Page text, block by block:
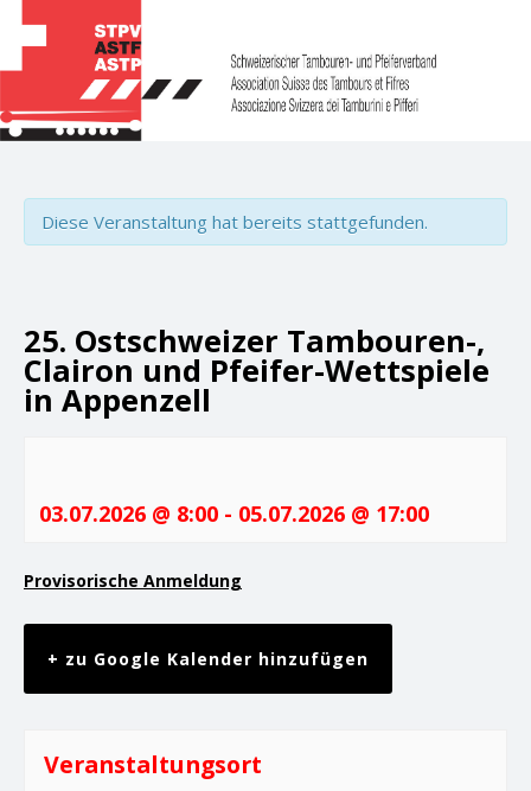
Diese Veranstaltung hat bereits stattgefunden.
25. Ostschweizer Tambouren-,
Clairon und Pfeifer-Wettspiele
in Appenzell
03.07.2026 @ 8:00 - 05.07.2026 @ 17:00
Provisorische Anmeldung
+ zu Google Kalender hinzufügen
Veranstaltungsort